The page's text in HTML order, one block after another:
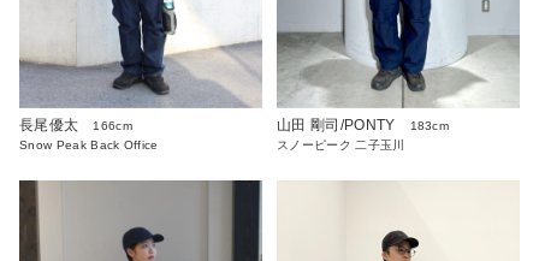
長尾優太
166cm
Snow Peak Back Office
山田 剛司/PONTY
183cm
スノーピーク 二子玉川